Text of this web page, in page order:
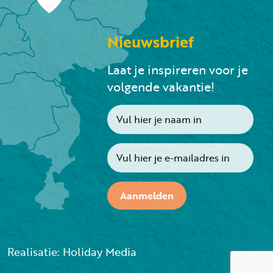
Nieuwsbrief
Laat je inspireren voor je
volgende vakantie!
Aanmelden
Realisatie: Holiday Media